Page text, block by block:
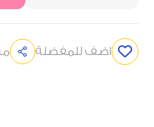
اضف للمفضلة